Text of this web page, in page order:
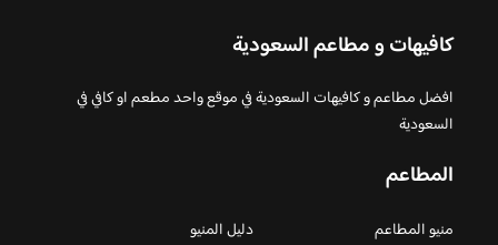
كافيهات و مطاعم السعودية
افضل مطاعم و كافيهات السعودية في موقع واحد مطعم او كافي في
السعودية
المطاعم
منيو المطاعم
دليل المنيو